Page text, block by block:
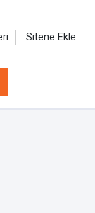
Sitene Ekle